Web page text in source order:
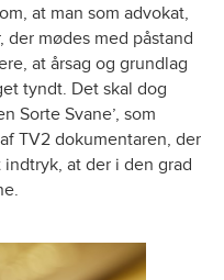
at man som advokat,
mødes med påstand
at årsag og grundlag
tyndt. Det skal dog
Sorte Svane’, som
TV2 dokumentaren, der
at der i den grad